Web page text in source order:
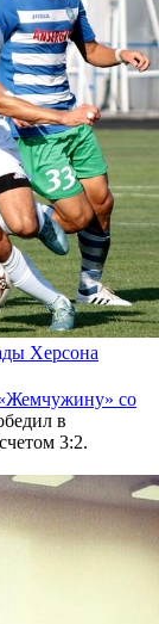
Херсона
со
в
3:2.